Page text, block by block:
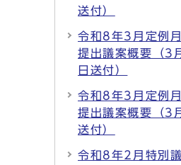
送付）
令和8年3月定例
提出議案概要（3
日送付）
令和8年3月定例
提出議案概要（3
送付）
令和8年2月特別